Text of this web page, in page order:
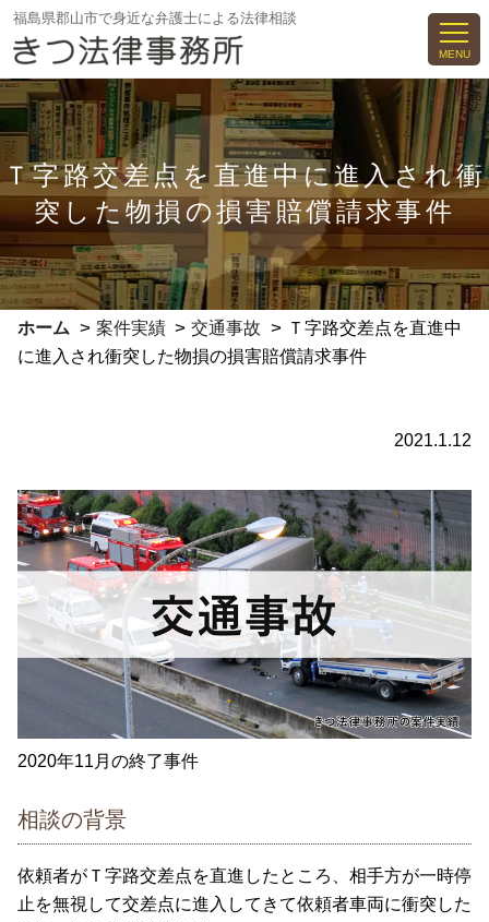
コ
ン
へ
ス
プ
福島県郡山市で身近な弁護士による法律相談
MENU
Ｔ字路交差点を直進中に進入され衝
突した物損の損害賠償請求事件
ホーム > 案件実績 > 交通事故 > Ｔ字路交差点を直進中
に進入され衝突した物損の損害賠償請求事件
2021.1.12
2020年11月の終了事件
相談の背景
依頼者がＴ字路交差点を直進したところ、相手方が一時停
止を無視して交差点に進入してきて依頼者車両に衝突した